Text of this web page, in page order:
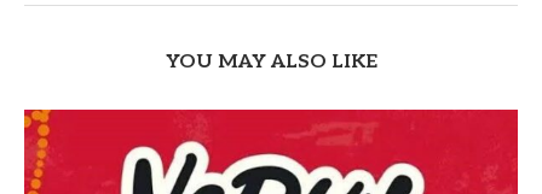
YOU MAY ALSO LIKE